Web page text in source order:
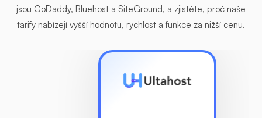
jsou GoDaddy, Bluehost a SiteGround, a zjistěte, proč naše
tarify nabízejí vyšší hodnotu, rychlost a funkce za nižší cenu.